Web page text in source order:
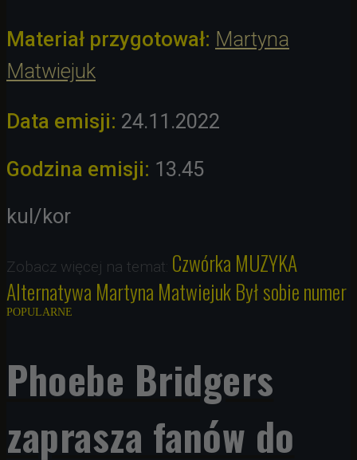
Materiał przygotował: Martyna
Matwiejuk
Data emisji: 24.11.2022
Godzina emisji: 13.45
kul/kor
Zobacz więcej na temat: Czwórka MUZYKA
Alternatywa Martyna MatwiejukBył sobie numer
POPULARNE
Phoebe Bridgers
zaprasza fanów do